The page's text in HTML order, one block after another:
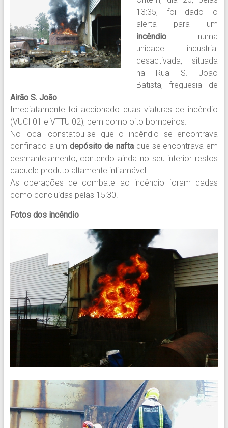
13:35, foi dado o
alerta para um
incêndionuma
unidade industrial
desactivada, situada
na Rua S. João
Batista, freguesia de
Airão S. João.
Imediatamente foi accionado duas viaturas de incêndio
(VUCI 01 e VTTU 02), bem como oito bombeiros.
No local constatou-se que o incêndio se encontrava
confinado a umdepósito de naftaque se encontrava em
desmantelamento, contendo ainda no seu interior restos
daquele produto altamente inflamável.
As operações de combate ao incêndio foram dadas
como concluídas pelas 15:30.
Fotos dos incêndio